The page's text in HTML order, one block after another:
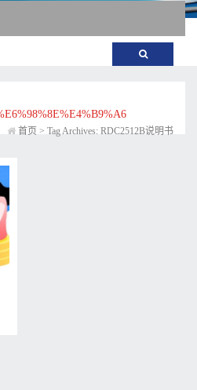
首页 > Tag Archives: RDC2512B说明书